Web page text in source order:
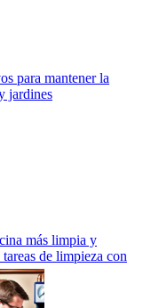
para mantener la
jardines
más limpia y
de limpieza con